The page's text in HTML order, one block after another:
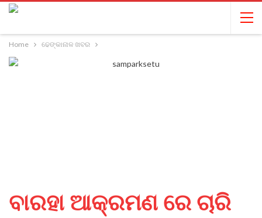
Home ଢେଙ୍କାନାଳ ଖବର
ବାରହା ଆକ୍ରମଣ ରେ ଚାରି